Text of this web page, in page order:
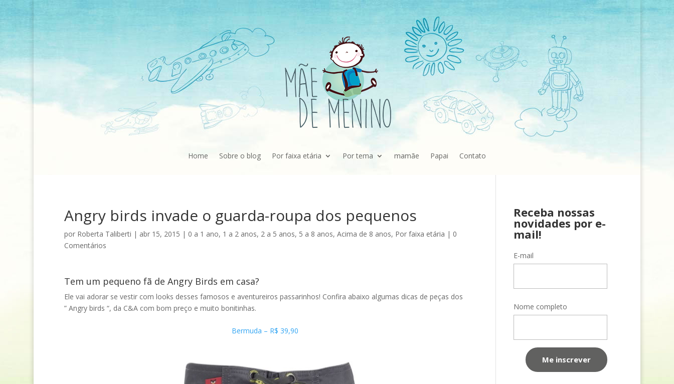
Home Sobre o blog Por faixa etária Por tema mamãe Papai Contato
Angry birds invade o guarda-roupa dos pequenos
por Roberta Taliberti | abr 15, 2015 | 0 a 1 ano, 1 a 2 anos, 2 a 5 anos, 5 a 8 anos, Acima de 8 anos, Por faixa etária | 0
Comentários
Tem um pequeno fã de Angry Birds em casa?
Ele vai adorar se vestir com looks desses famosos e aventureiros passarinhos! Confira abaixo algumas dicas de peças dos
” Angry birds “, da C&A com bom preço e muito bonitinhas.
Bermuda – R$ 39,90
Receba nossas
novidades por e-
mail!
E-mail
Nome completo